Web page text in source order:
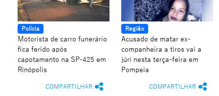
Polícia
Motorista de carro funerário
fica ferido após
capotamento na SP-425 em
Rinópolis
COMPARTILHAR
Região
Acusado de matar ex-
companheira a tiros vai a
júri nesta terça-feira em
Pompeia
COMPARTILHAR